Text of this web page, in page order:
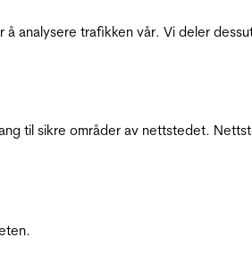
analysere trafikken vår. Vi deler
til sikre områder av nettstedet.